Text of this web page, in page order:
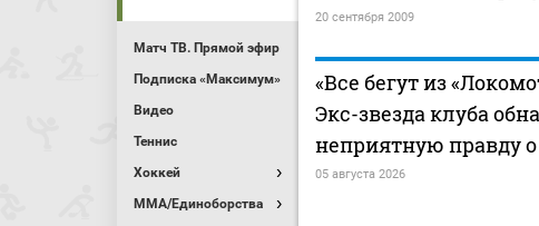
Матч ТВ. Прямой эфир
Подписка «Максимум»
Видео
Теннис
Хоккей
MMA/Единоборства
20 сентября 2009
«Все бегут из
Экс-звезда клуба
неприятную правду
05 августа 2026